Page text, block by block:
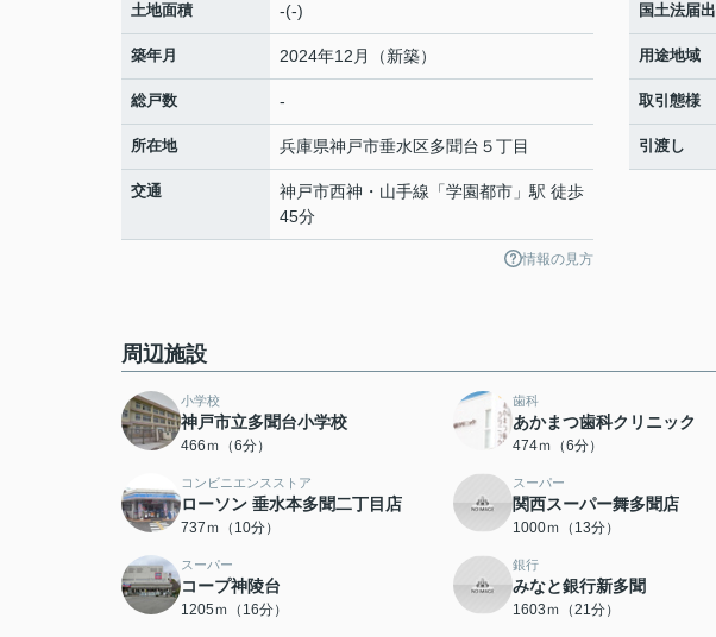
土地面積 -(-)
築年月 2024年12月（新築）
総戸数 -
所在地 兵庫県神戸市垂水区多聞台 ５丁目
交通 神戸市西神・山手線 「学園都市 」駅 徒歩
45分
情報の見方
国土法届出
用途地域
取引態様
引渡し
周辺施設
小学校
神戸市立多聞台小学校
466ｍ（6分）
歯科
あかまつ歯科クリニック
474ｍ（6分）
コンビニエンスストア
ローソン 垂水本多聞二丁目店
737ｍ（10分）
スーパー
関西スーパー舞多聞店
1000ｍ（13分）
スーパー
コープ神陵台
1205ｍ（16分）
銀行
みなと銀行新多聞
1603ｍ（21分）